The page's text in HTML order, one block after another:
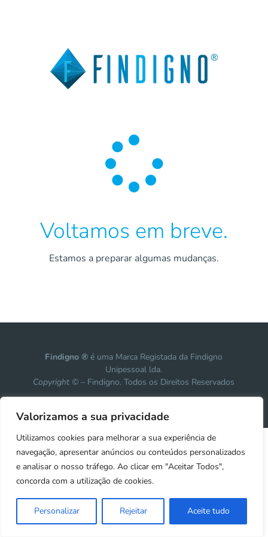
Valorizamos a sua privacidade
Utilizamos cookies para melhorar a sua experiência de
navegação, apresentar anúncios ou conteúdos personalizados
e analisar o nosso tráfego. Ao clicar em "Aceitar Todos",
concorda com a utilização de cookies.
Personalizar Rejeitar Aceite tudo

Voltamos em breve.
Estamos a preparar algumas mudanças.
Findigno ® é uma Marca Registada da Findigno
Unipessoal lda.
Copyright © – Findigno. Todos os Direitos Reservados